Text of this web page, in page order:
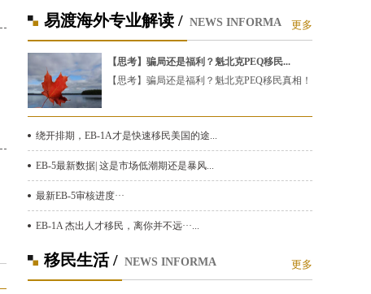
更多
易渡海外专业解读 / NEWS INFORMA
【思考】骗局还是福利？魁北克PEQ移民...
【思考】骗局还是福利？魁北克PEQ移民真相！
绕开排期，EB-1A才是快速移民美国的途...
EB-5最新数据| 这是市场低潮期还是暴风...
最新EB-5审核进度···
EB-1A 杰出人才移民，离你并不远···...
更多
移民生活 / NEWS INFORMA